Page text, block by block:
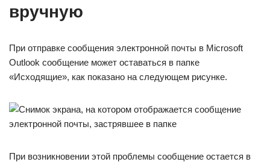
вручную
При отправке сообщения электронной почты в Microsoft
Outlook сообщение может оставаться в папке
«Исходящие», как показано на следующем рисунке.
При возникновении этой проблемы сообщение остается в